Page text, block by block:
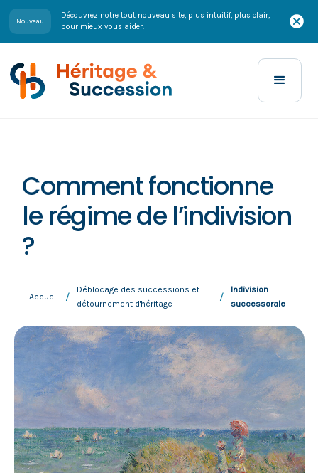
Nouveau
Découvrez notre tout nouveau site, plus intuitif, plus clair,
pour mieux vous aider.
Comment fonctionne
le régime de l’indivision
?
Accueil /
Déblocage des successions et
détournement d'héritage
/
Indivision
successorale